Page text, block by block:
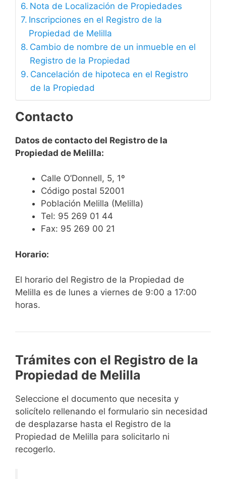
Nota de Localización de Propiedades
Inscripciones en el Registro de la
Propiedad de Melilla
Cambio de nombre de un inmueble en el
Registro de la Propiedad
Cancelación de hipoteca en el Registro
de la Propiedad
Contacto
Datos de contacto del Registro de la
Propiedad de Melilla:
Calle O’Donnell, 5, 1º
Código postal 52001
Población Melilla (Melilla)
Tel: 95 269 01 44
Fax: 95 269 00 21
Horario:
El horario del Registro de la Propiedad de
Melilla es de lunes a viernes de 9:00 a 17:00
horas.
Trámites con el Registro de la
Propiedad de Melilla
Seleccione el documento que necesita y
solicítelo rellenando el formulario sin necesidad
de desplazarse hasta el Registro de la
Propiedad de Melilla para solicitarlo ni
recogerlo.